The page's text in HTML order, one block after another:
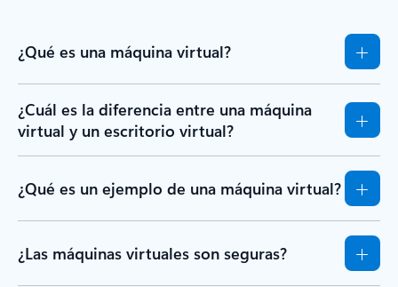
¿Qué es una máquina virtual?
¿Cuál es la diferencia entre una máquina
virtual y un escritorio virtual?
¿Qué es un ejemplo de una máquina virtual?
¿Las máquinas virtuales son seguras?